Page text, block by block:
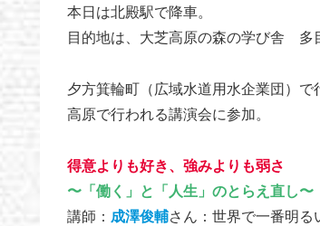
本日は北殿駅で降車。
目的地は、大芝高原の森の学び舎 多
夕方箕輪町（広域水道用水企業団）
高原で行われる講演会に参加。
得意よりも好き、強みよりも弱さ
〜「働く」と「人生」のとらえ直し〜
講師： 成澤俊輔さん：世界で一番明る